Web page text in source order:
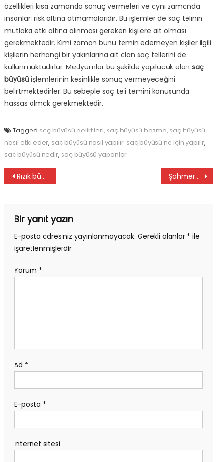
özellikleri kısa zamanda sonuç vermeleri ve aynı zamanda
insanları risk altına atmamalarıdır. Bu işlemler de saç telinin
mutlaka etki altına alınması gereken kişilere ait olması
gerekmektedir. Kimi zaman bunu temin edemeyen kişiler ilgili
kişilerin herhangi bir yakınlarına ait olan saç tellerini de
kullanmaktadırlar. Medyumlar bu şekilde yapılacak olan saç
büyüsüişlemlerinin kesinlikle sonuç vermeyeceğini
belirtmektedirler. Bu sebeple saç teli temini konusunda
hassas olmak gerekmektedir.
Tagged saç büyüsü belirtileri, saç büyüsü bozma, saç büyüsü
nasıl etki eder, saç büyüsü nasıl yapılır, saç büyüsü ne için yapılır,
saç büyüsü nedir, saç büyüsü yapanlar
Yazı
Rızık büyüsü Şahmeran büyüsü
Bir yanıt yazın
E-posta adresiniz yayınlanmayacak. Gerekli alanlar * ile
işaretlenmişlerdir
Yorum *
Ad *
E-posta *
İnternet sitesi